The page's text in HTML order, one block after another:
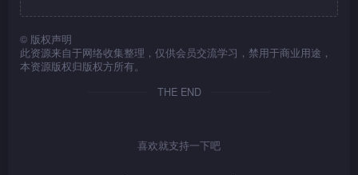
© 版权声明
此资源来自于网络收集整理，仅供会员交流学习，禁用于商业用途，
本资源版权归版权方所有。
THE END
喜欢就支持一下吧